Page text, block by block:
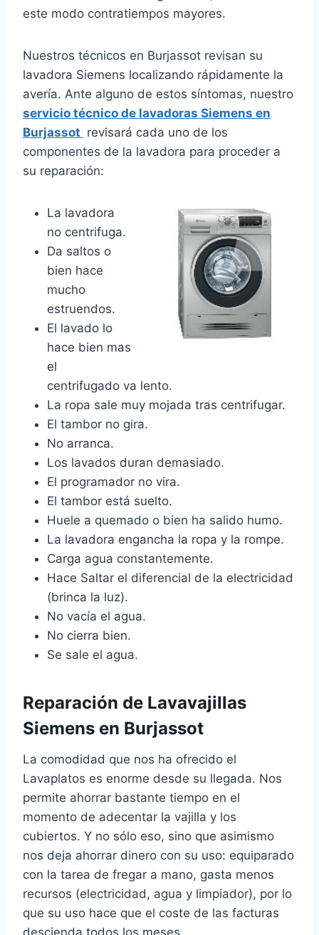
este modo contratiempos mayores.
Nuestros técnicos en Burjassot revisan su
lavadora Siemens localizando rápidamente la
avería. Ante alguno de estos síntomas, nuestro
servicio técnico de lavadoras Siemens en
Burjassot revisará cada uno de los
componentes de la lavadora para proceder a
su reparación:
La lavadora
no centrifuga.
Da saltos o
bien hace
mucho
estruendos.
El lavado lo
hace bien mas
el
centrifugado va lento.
La ropa sale muy mojada tras centrifugar.
El tambor no gira.
No arranca.
Los lavados duran demasiado.
El programador no vira.
El tambor está suelto.
Huele a quemado o bien ha salido humo.
La lavadora engancha la ropa y la rompe.
Carga agua constantemente.
Hace Saltar el diferencial de la electricidad
(brinca la luz).
No vacía el agua.
No cierra bien.
Se sale el agua.
Reparación de Lavavajillas
Siemens en Burjassot
La comodidad que nos ha ofrecido el
Lavaplatos es enorme desde su llegada. Nos
permite ahorrar bastante tiempo en el
momento de adecentar la vajilla y los
cubiertos. Y no sólo eso, sino que asimismo
nos deja ahorrar dinero con su uso: equiparado
con la tarea de fregar a mano, gasta menos
recursos (electricidad, agua y limpiador), por lo
que su uso hace que el coste de las facturas